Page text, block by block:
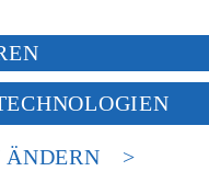
durch Facebook und
des Art. 49 Abs. 1 Satz 1 lit.
EuGH sieht die USA als
Datenschutzniveau an. Es